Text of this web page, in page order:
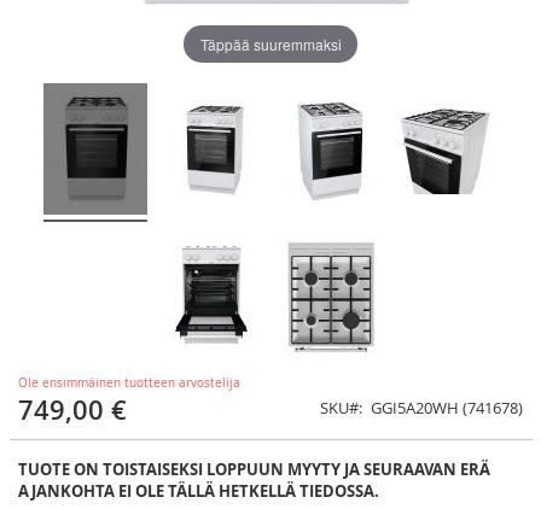
Ole ensimmäinen tuotteen arvostelija
749,00 € SKU GGI5A20WH (741678)
TUOTE ON TOISTAISEKSI LOPPUUN MYYTY JA SEURAAVAN ERÄ
AJANKOHTA EI OLE TÄLLÄ HETKELLÄ TIEDOSSA.
Täppää suuremmaksi